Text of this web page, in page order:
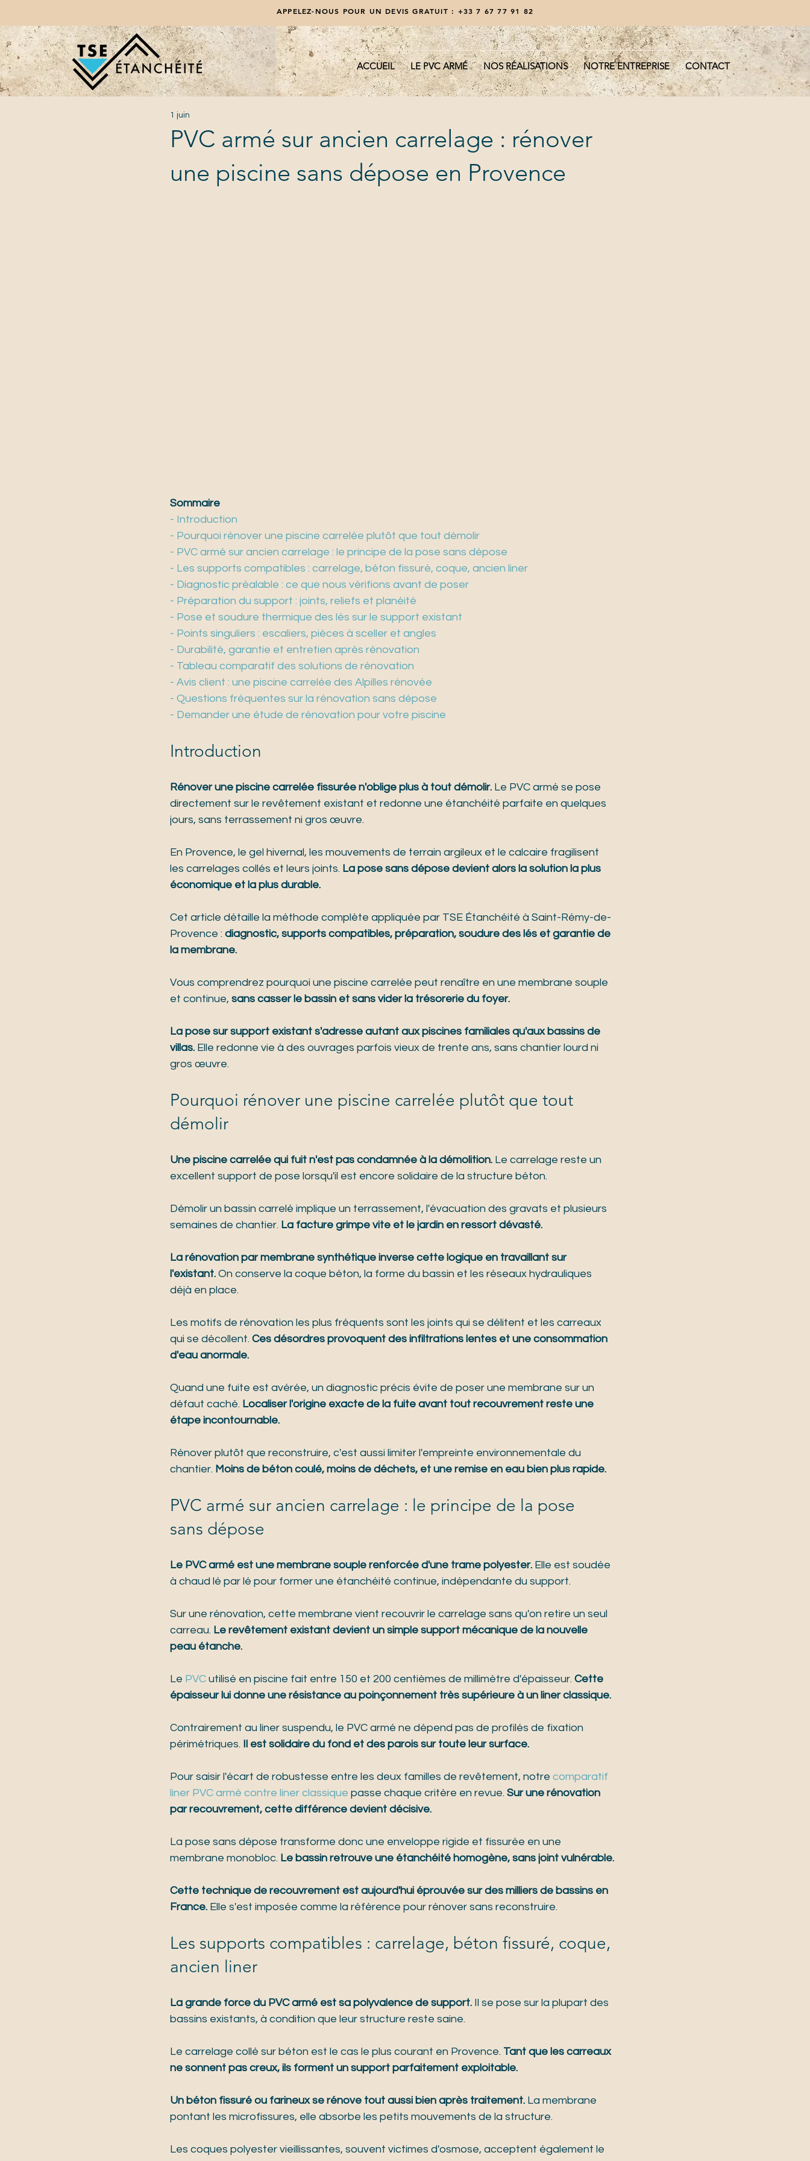
APPELEZ-NOUS POUR UN DEVIS GRATUIT : +33 7 67 77 91 82
ACCUEIL LE PVC ARMÉ NOS RÉALISATIONS NOTRE ENTREPRISE CONTACT
PVC armé sur ancien carrelage : rénover
une piscine sans dépose en Provence
1 juin
Sommaire
- Introduction
- Pourquoi rénover une piscine carrelée plutôt que tout démolir
- PVC armé sur ancien carrelage : le principe de la pose sans dépose
- Les supports compatibles : carrelage, béton fissuré, coque, ancien liner
- Diagnostic préalable : ce que nous vérifions avant de poser
- Préparation du support : joints, reliefs et planéité
- Pose et soudure thermique des lés sur le support existant
- Points singuliers : escaliers, pièces à sceller et angles
- Durabilité, garantie et entretien après rénovation
- Tableau comparatif des solutions de rénovation
- Avis client : une piscine carrelée des Alpilles rénovée
- Questions fréquentes sur la rénovation sans dépose
- Demander une étude de rénovation pour votre piscine
Introduction
Rénover une piscine carrelée fissurée n'oblige plus à tout démolir. Le PVC armé se pose
directement sur le revêtement existant et redonne une étanchéité parfaite en quelques
jours, sans terrassement ni gros œuvre.
En Provence, le gel hivernal, les mouvements de terrain argileux et le calcaire fragilisent
les carrelages collés et leurs joints. La pose sans dépose devient alors la solution la plus
économique et la plus durable.
Cet article détaille la méthode complète appliquée par TSE Étanchéité à Saint-Rémy-de-
Provence : diagnostic, supports compatibles, préparation, soudure des lés et garantie de
la membrane.
Vous comprendrez pourquoi une piscine carrelée peut renaître en une membrane souple
et continue, sans casser le bassin et sans vider la trésorerie du foyer.
La pose sur support existant s'adresse autant aux piscines familiales qu'aux bassins de
villas. Elle redonne vie à des ouvrages parfois vieux de trente ans, sans chantier lourd ni
gros œuvre.
Pourquoi rénover une piscine carrelée plutôt que tout
démolir
Une piscine carrelée qui fuit n'est pas condamnée à la démolition. Le carrelage reste un
excellent support de pose lorsqu'il est encore solidaire de la structure béton.
Démolir un bassin carrelé implique un terrassement, l'évacuation des gravats et plusieurs
semaines de chantier. La facture grimpe vite et le jardin en ressort dévasté.
La rénovation par membrane synthétique inverse cette logique en travaillant sur
l'existant. On conserve la coque béton, la forme du bassin et les réseaux hydrauliques
déjà en place.
Les motifs de rénovation les plus fréquents sont les joints qui se délitent et les carreaux
qui se décollent. Ces désordres provoquent des infiltrations lentes et une consommation
d'eau anormale.
Quand une fuite est avérée, un diagnostic précis évite de poser une membrane sur un
défaut caché. Localiser l'origine exacte de la fuite avant tout recouvrement reste une
étape incontournable.
Rénover plutôt que reconstruire, c'est aussi limiter l'empreinte environnementale du
chantier. Moins de béton coulé, moins de déchets, et une remise en eau bien plus rapide.
PVC armé sur ancien carrelage : le principe de la pose
sans dépose
Le PVC armé est une membrane souple renforcée d'une trame polyester. Elle est soudée
à chaud lé par lé pour former une étanchéité continue, indépendante du support.
Sur une rénovation, cette membrane vient recouvrir le carrelage sans qu'on retire un seul
carreau. Le revêtement existant devient un simple support mécanique de la nouvelle
peau étanche.
Le PVC utilisé en piscine fait entre 150 et 200 centièmes de millimètre d'épaisseur. Cette
épaisseur lui donne une résistance au poinçonnement très supérieure à un liner classique.
Contrairement au liner suspendu, le PVC armé ne dépend pas de profilés de fixation
périmétriques.
Il est solidaire du fond et des parois sur toute leur surface.
Pour saisir l'écart de robustesse entre les deux familles de revêtement, notre comparatif
liner PVC armé contre liner classique passe chaque critère en revue. Sur une rénovation
par recouvrement, cette différence devient décisive.
La pose sans dépose transforme donc une enveloppe rigide et fissurée en une
membrane monobloc. Le bassin retrouve une étanchéité homogène, sans joint vulnérable.
Cette technique de recouvrement est aujourd'hui éprouvée sur des milliers de bassins en
France. Elle s'est imposée comme la référence pour rénover sans reconstruire.
Les supports compatibles : carrelage, béton fissuré, coque,
ancien liner
La grande force du PVC armé est sa polyvalence de support. Il se pose sur la plupart des
bassins existants, à condition que leur structure reste saine.
Le carrelage collé sur béton est le cas le plus courant en Provence. Tant que les carreaux
ne sonnent pas creux, ils forment un support parfaitement exploitable.
Un béton fissuré ou farineux se rénove tout aussi bien après traitement. La membrane
pontant les microfissures, elle absorbe les petits mouvements de la structure.
Les coques polyester vieillissantes, souvent victimes d'osmose, acceptent également le